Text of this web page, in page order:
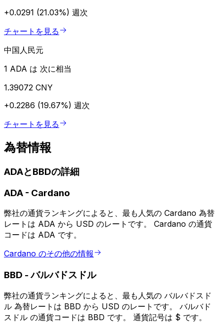
+0.0291 (21.03%) 週次
チャートを見る
中国人民元
1 ADA は 次に相当
1.39072 CNY
+0.2286 (19.67%) 週次
チャートを見る
為替情報
ADAとBBDの詳細
ADA - Cardano
弊社の通貨ランキングによると、最も人気の Cardano 為替
レートは ADA から USD のレートです。 Cardano の通貨
コードは ADA です。
Cardano のその他の情報
BBD -バルバドスドル
弊社の通貨ランキングによると、最も人気の バルバドスド
ル 為替レートは BBD から USD のレートです。 バルバド
スドル の通貨コードは BBD です。 通貨記号は $ です。